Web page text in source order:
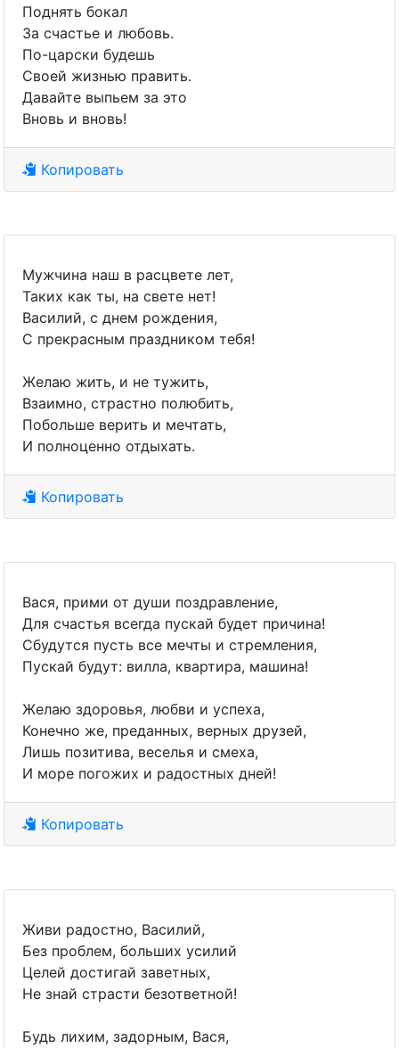
Поднять бокал
За счастье и любовь.
По-царски будешь
Своей жизнью править.
Давайте выпьем за это
Вновь и вновь!
Копировать
Мужчина наш в расцвете лет,
Таких как ты, на свете нет!
Василий, с днем рождения,
С прекрасным праздником тебя!
Желаю жить, и не тужить,
Взаимно, страстно полюбить,
Побольше верить и мечтать,
И полноценно отдыхать.
Копировать
Вася, прими от души поздравление,
Для счастья всегда пускай будет причина!
Сбудутся пусть все мечты и стремления,
Пускай будут: вилла, квартира, машина!
Желаю здоровья, любви и успеха,
Конечно же, преданных, верных друзей,
Лишь позитива, веселья и смеха,
И море погожих и радостных дней!
Копировать
Живи радостно, Василий,
Без проблем, больших усилий
Целей достигай заветных,
Не знай страсти безответной!
Будь лихим, задорным, Вася,